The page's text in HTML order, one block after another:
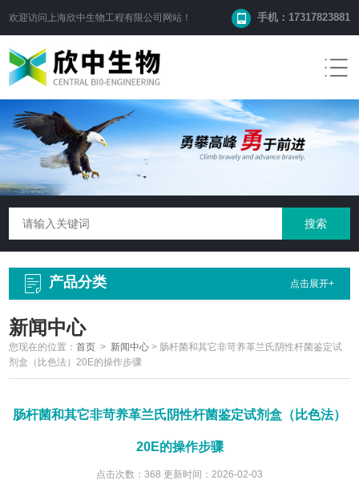
欢迎访问 上海欣中生物工程有限公司 网站！ 手机：17317823881
产品分类 点击展开+
新闻中心
您现在的位置：首页 > 新闻中心 > 肠杆菌和其它非苛养革兰氏阴性杆菌鉴定试
剂盒（比色法）20E的操作步骤
肠杆菌和其它非苛养革兰氏阴性杆菌鉴定试剂盒（比色法）
20E的操作步骤
点击次数：368 更新时间：2026-02-03